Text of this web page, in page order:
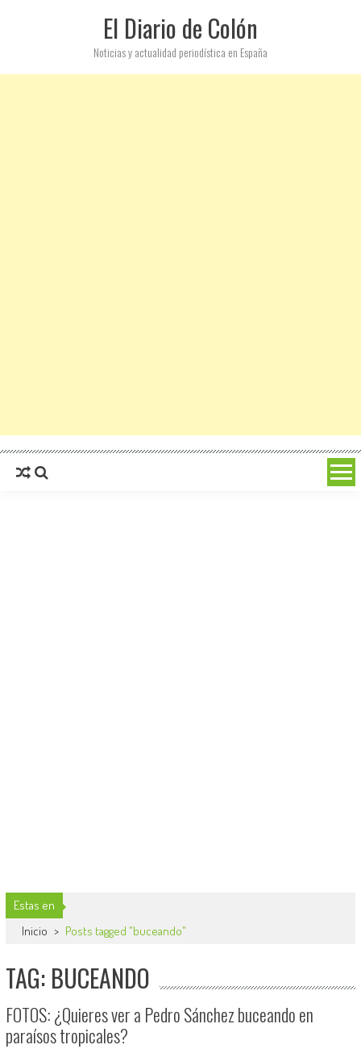
El Diario de Colón
Noticias y actualidad periodística en España
Estas en
Inicio > Posts tagged "buceando"
TAG: BUCEANDO
FOTOS: ¿Quieres ver a Pedro Sánchez buceando en
paraísos tropicales?